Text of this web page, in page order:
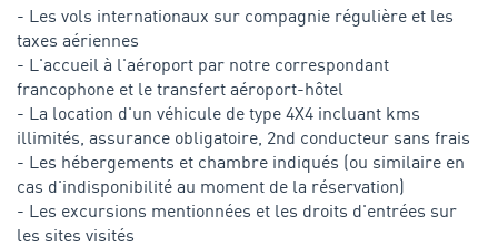
- Les vols internationaux sur compagnie régulière et les
taxes aériennes
- L'accueil à l'aéroport par notre correspondant
francophone et le transfert aéroport-hôtel
- La location d'un véhicule de type 4X4 incluant kms
illimités, assurance obligatoire, 2nd conducteur sans frais
- Les hébergements et chambre indiqués (ou similaire en
cas d'indisponibilité au moment de la réservation)
- Les excursions mentionnées et les droits d'entrées sur
les sites visités